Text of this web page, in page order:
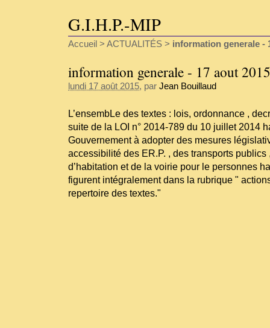
G.I.H.P.-MIP
Accueil > ACTUALITÉS > information generale -
information generale - 17 aout 2015
lundi 17 août 2015, par Jean Bouillaud
L’ensembLe des textes : lois, ordonnance ,
suite de la LOI n° 2014-789 du 10 juillet 2014
Gouvernement à adopter des mesures
accessibilité des ER.P. , des transports publics
d’habitation et de la voirie pour le personnes
figurent intégralement dans la rubrique "
repertoire des textes."